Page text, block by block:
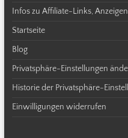
Infos zu Affiliate-Links,
Startseite
Blog
Privatsphäre-Einstellungen
Historie der Privatsphäre-
Einwilligungen widerrufen